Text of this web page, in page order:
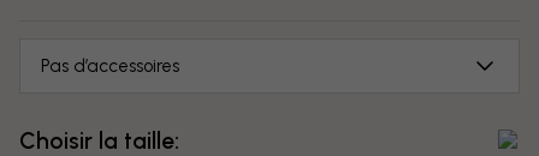
Pas d’accessoires
Choisir la taille: